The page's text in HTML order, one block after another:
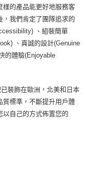
的產品能更好地服務客
，我們肯定了團隊追求的
、組裝簡單
、真誠的設計(Genuine
的體驗(Enjoyable
裝飾在歐洲，北美和日本
質標準，不斷提升用戶體
以自己的方式佈置您的